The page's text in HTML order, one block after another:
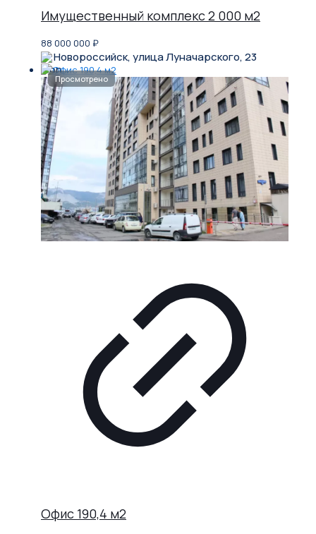
Имущественный комплекс 2 000 м2
88 000 000 ₽
Новороссийск, улица Луначарского, 23
Офис 190,4 м2